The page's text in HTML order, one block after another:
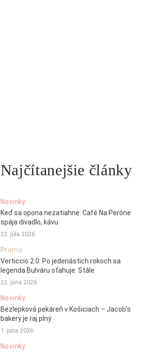
Najčítanejšie články
Novinky
Keď sa opona nezatiahne: Café Na Peróne
spája divadlo, kávu
22. júla 2026
Promo
Verticcio 2.0: Po jedenástich rokoch sa
legenda Bulváru sťahuje. Stále
22. júna 2026
Novinky
Bezlepková pekáreň v Košiciach – Jacob’s
bakery je raj plný
1. júna 2026
Novinky